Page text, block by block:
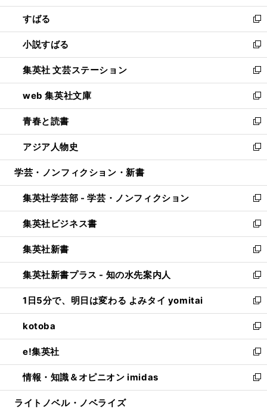
開
く
ウ
で
開
く
ン
ド
ウ
で
開
く
すばる
新
し
い
ウ
ィ
ン
ド
ウ
で
開
く
小説すばる
新
し
い
ウ
ィ
ン
ド
ウ
で
開
集英社 文芸ステーション
新
し
い
ウ
ィ
ン
ド
ウ
開
く
web 集英社文庫
新
し
い
ウ
ィ
ン
ウ
で
開
く
青春と読書
新
し
い
ウ
ン
ド
ウ
で
開
く
アジア人物史
新
し
ウ
ィ
ン
ド
ウ
で
開
く
学芸・ノンフィクション・新書
集英社学芸部 - 学芸・ノンフィクション
新
し
い
ウ
ィ
ン
ド
ウ
で
開
く
集英社ビジネス書
新
し
い
ウ
ィ
ン
ド
ウ
で
開
く
集英社新書
新
し
い
ウ
ィ
ン
ド
ウ
で
開
く
集英社新書プラス - 知の水先案内人
新
し
い
ウ
ィ
ン
ド
ウ
で
開
1日5分で、明日は変わる よみタイ yomitai
新
し
い
ウ
ィ
ン
ド
ウ
kotoba
新
し
い
ウ
ィ
ン
e!集英社
新
し
い
ウ
情報・知識＆オピニオン imidas
新
し
ライトノベル・ノベライズ